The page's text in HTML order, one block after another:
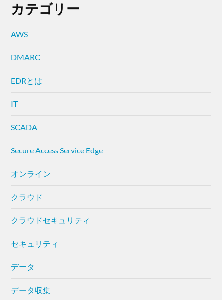
カテゴリー
AWS
DMARC
EDRとは
IT
SCADA
Secure Access Service Edge
オンライン
クラウド
クラウドセキュリティ
セキュリティ
データ
データ収集